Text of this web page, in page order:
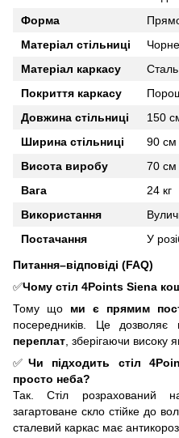
Форма
Матеріал стільниці
Матеріал каркасу
Сталь
Покриття каркасу
Довжина стільниці
150
Ширина стільниці
90 см
Висота виробу
70 см
Вага
24 кг
Використання
Постачання
У
Питання–відповіді (FAQ)
✅Чому стіл 4Points Siena
Тому що ми є прямим
посередників. Це дозволяє
переплат, зберігаючи високу
✅ Чи підходить стіл
просто неба?
Так. Стіл розрахований
загартоване скло стійке до
сталевий каркас має